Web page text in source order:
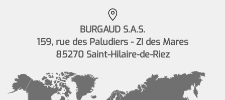
BURGAUD S.A.S.
159, rue des Paludiers - ZI des Mares
85270 Saint-Hilaire-de-Riez